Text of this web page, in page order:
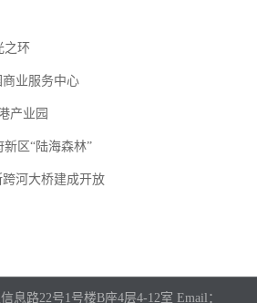
之环
商业服务中心
产业园
区“陆海森林”
河大桥建成开放
息路22号1号楼B座4层4-12室 Email：